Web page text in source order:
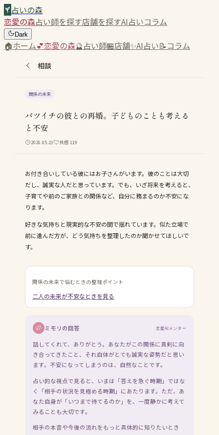
占いの森
恋愛の森占い師を探す店舗を探すAI占いコラム
Dark
🏠ホーム💕恋愛の森🔮占い師🏪店舗✨AI占い📝コラム
相談
関係の未来
バツイチの彼との再婚。子どものことも考える
と不安
2026.05.21 共感 119
お付き合いしている彼にはお子さんがいます。彼のことは大切
だし、誠実な人だと思っています。でも、いざ将来を考えると、
子育てや前のご家族との関係など、自分に務まるのか不安にな
ります。
好きな気持ちと現実的な不安の間で揺れています。似た立場で
前に進んだ方が、どう気持ちを整理したのか聞かせてほしいで
す。
関係の未来で悩むときの整理ポイント
二人の未来が不安なときを見る
ミモリの回答 恋愛AIメンター
話してくれて、ありがとう。あなたがこの関係に真剣に向
き合ってきたこと、それ自体がとても誠実な姿勢だと思い
ます。不安になってしまうのは、自然なことです。
占い的な視点で見ると、いまは「答えを急ぐ時期」ではな
く「相手の状況を見極める時期」にあたります。ただ、あ
なた自身が「いつまで待てるのか」を、一度静かに考えて
みることも大切です。
相手の本音や今後の流れをもっと具体的に知りたいとき